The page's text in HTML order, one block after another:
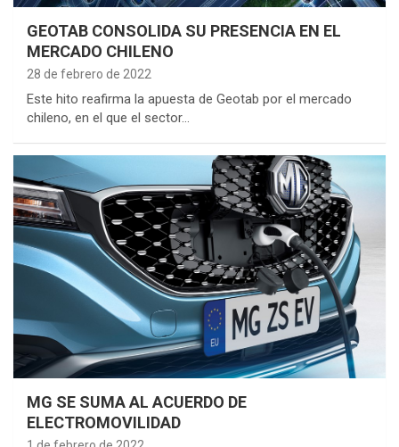
GEOTAB CONSOLIDA SU PRESENCIA EN EL
MERCADO CHILENO
28 de febrero de 2022
Este hito reafirma la apuesta de Geotab por el mercado
chileno, en el que el sector…
MG SE SUMA AL ACUERDO DE
ELECTROMOVILIDAD